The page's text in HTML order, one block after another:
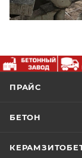
ПРАЙС
БЕТОН